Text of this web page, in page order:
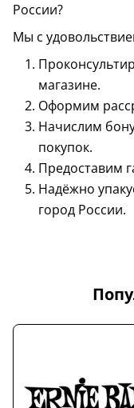
России?
Мы с
магазине.
Оформим
Начислим
покупок.
Предоставим
Надёжно
город России.